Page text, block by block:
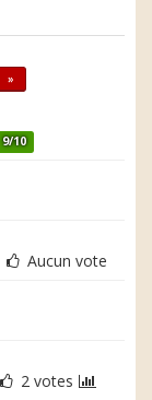
»
9/10
Aucun vote
2 votes